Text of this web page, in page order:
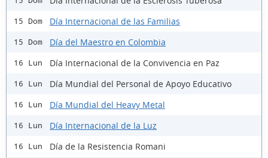
15 Dom Día Internacional de las Familias
15 Dom Día del Maestro en Colombia
16 Lun Día Internacional de la Convivencia en Paz
16 Lun Día Mundial del Personal de Apoyo Educativo
16 Lun Día Mundial del Heavy Metal
16 Lun Día Internacional de la Luz
16 Lun Día de la Resistencia Romani